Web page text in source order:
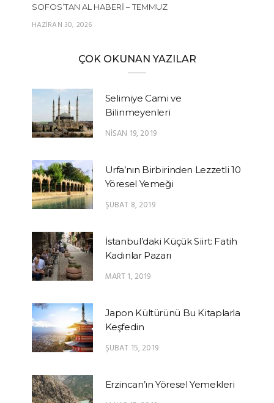
SOFOS’TAN AL HABERI – TEMMUZ
HAZIRAN 30, 2026
ÇOK OKUNAN YAZILAR
Selimiye Cami ve
Bilinmeyenleri
NISAN 19, 2019
Urfa’nın Birbirinden Lezzetli 10
Yöresel Yemeği
ŞUBAT 8, 2019
İstanbul’daki Küçük Siirt: Fatih
Kadınlar Pazarı
MART 1, 2019
Japon Kültürünü Bu Kitaplarla
Keşfedin
ŞUBAT 15, 2019
Erzincan’ın Yöresel Yemekleri